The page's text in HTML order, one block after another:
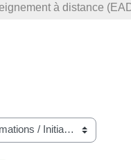
à distance